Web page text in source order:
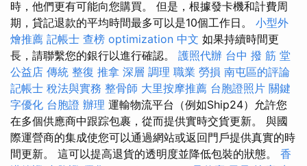
時，他們更有可能向您購買。 但是，根據發卡機和計費周
期，貸記退款的平均時間最多可以是10個工作日。 小型外
燴推薦 記帳士 查榜 optimization 中文 如果持續時間更
長，請聯繫您的銀行以進行確認。 護照代辦 台中 撥 筋 堂
公益店 傳統 整復 推拿 深層 調理 職業 勞損 南屯區的評論
記帳士 稅法與實務 整骨師 大里按摩推薦 台胞證照片 關鍵
字優化 台胞證 辦理 運輸物流平台（例如Ship24）允許您
在多個供應商中跟踪包裹，從而提供實時交貨更新。 與國
際運營商的集成使您可以通過網站或返回門戶提供真實的時
間更新。 這可以提高退貨的透明度並降低包裝的狀態。 香